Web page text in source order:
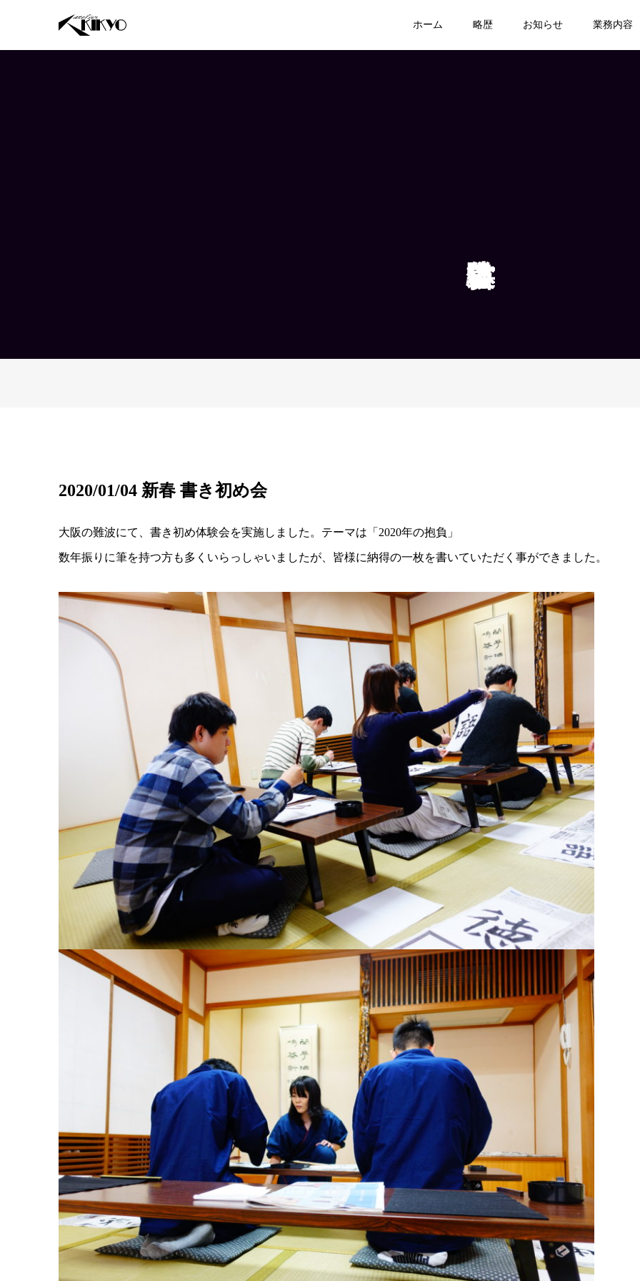
ホーム 略歴 お知らせ 業務内容
2020/01/04 新春 書き初め会
大阪の難波にて、書き初め体験会を実施しました。テーマは「2020年の抱負」
数年振りに筆を持つ方も多くいらっしゃいましたが、皆様に納得の一枚を書いていただく事ができました。